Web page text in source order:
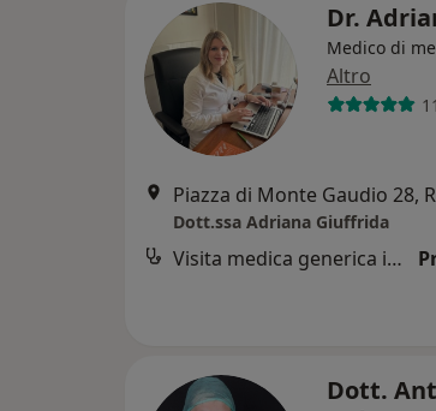
Dr.
Medico di
Altro
Piazza di Monte Gaudio 28,
Dott.ssa Adriana Giuffrida
Visita medica generica in CONVENZIONE
Dott.